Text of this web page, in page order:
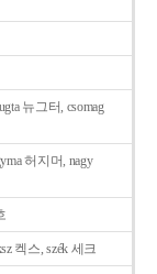
뉴그터, csomag
허지머, nagy
켁스, szék 세크